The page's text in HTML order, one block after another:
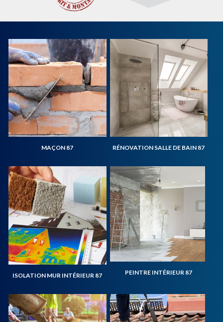
MAÇON 87 RÉNOVATION SALLE DE BAIN 87
ISOLATION MUR INTÉRIEUR 87 PEINTRE INTÉRIEUR 87